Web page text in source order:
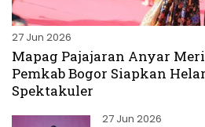
27 Jun 2026
Mapag Pajajaran Anyar
Pemkab Bogor Siapkan
Spektakuler
27 Jun 2026